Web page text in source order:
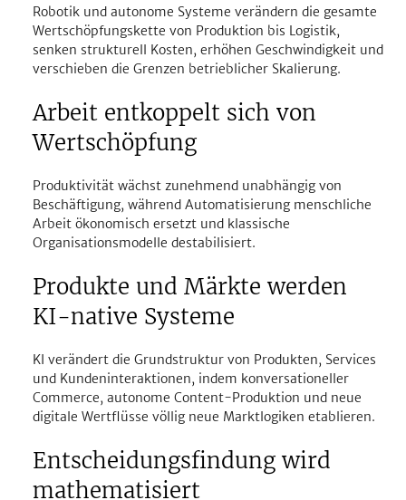
Robotik und autonome Systeme verändern die gesamte
Wertschöpfungskette von Produktion bis Logistik,
senken strukturell Kosten, erhöhen Geschwindigkeit und
verschieben die Grenzen betrieblicher Skalierung.
Arbeit entkoppelt sich von
Wertschöpfung
Produktivität wächst zunehmend unabhängig von
Beschäftigung, während Automatisierung menschliche
Arbeit ökonomisch ersetzt und klassische
Organisationsmodelle destabilisiert.
Produkte und Märkte werden
KI-native Systeme
KI verändert die Grundstruktur von Produkten, Services
und Kundeninteraktionen, indem konversationeller
Commerce, autonome Content-Produktion und neue
digitale Wertflüsse völlig neue Marktlogiken etablieren.
Entscheidungsfindung wird
mathematisiert